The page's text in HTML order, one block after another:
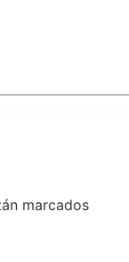
marcados